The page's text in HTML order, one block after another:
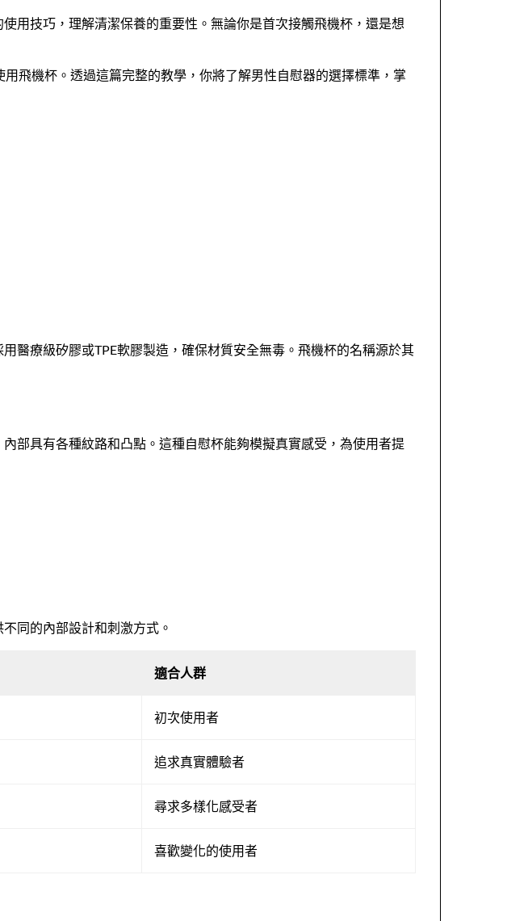
用技巧，理解清潔保養的重要性。無論你是首次接觸飛機杯，還是想
飛機杯。透過這篇完整的教學，你將了解男性自慰器的選擇標準，掌
醫療級矽膠或TPE軟膠製造，確保材質安全無毒。飛機杯的名稱源於其
部具有各種紋路和凸點。這種自慰杯能夠模擬真實感受，為使用者提
同的內部設計和刺激方式。
適合人群
初次使用者
追求真實體驗者
尋求多樣化感受者
喜歡變化的使用者